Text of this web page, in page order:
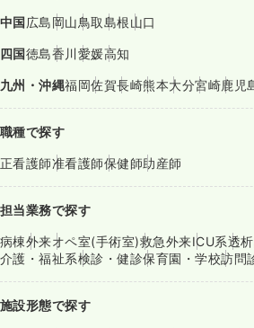
中国広島岡山鳥取島根山口
四国徳島香川愛媛高知
九州・沖縄福岡佐賀長崎熊本大分宮崎鹿児
職種で探す
正看護師准看護師保健師助産師
担当業務で探す
病棟外来オペ室(手術室)救急外来ICU系透析
介護・福祉系検診・健診保育園・学校訪問
施設形態で探す